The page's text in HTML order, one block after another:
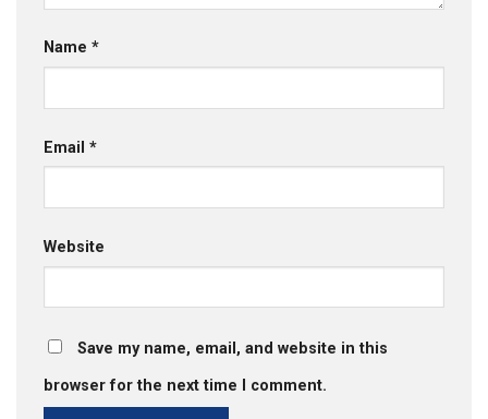
Name *
Email *
Website
Save my name, email, and website in this
browser for the next time I comment.